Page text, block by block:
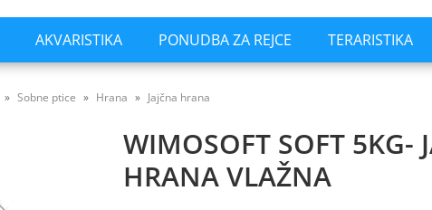
AKVARISTIKA PONUDBA ZA REJCE TERARISTIKA
Sobne ptice Hrana Jajčna hrana
WIMOSOFT SOFT 5KG-
HRANA VLAŽNA